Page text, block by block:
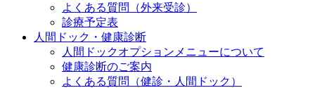
よくある質問（外来受診）
診療予定表
人間ドック・健康診断
人間ドックオプションメニューについて
健康診断のご案内
よくある質問（健診・人間ドック）